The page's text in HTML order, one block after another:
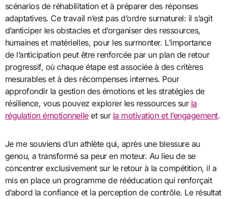
scénarios de réhabilitation et à préparer des réponses
adaptatives. Ce travail n’est pas d’ordre surnaturel: il s’agit
d’anticiper les obstacles et d’organiser des ressources,
humaines et matérielles, pour les surmonter. L’importance
de l’anticipation peut être renforcée par un plan de retour
progressif, où chaque étape est associée à des critères
mesurables et à des récompenses internes. Pour
approfondir la gestion des émotions et les stratégies de
résilience, vous pouvez explorer les ressources sur la
régulation émotionnelleet sur la motivation et l’engagement.
Je me souviens d’un athlète qui, après une blessure au
genou, a transformé sa peur en moteur. Au lieu de se
concentrer exclusivement sur le retour à la compétition, il a
mis en place un programme de rééducation qui renforçait
d’abord la confiance et la perception de contrôle. Le résultat